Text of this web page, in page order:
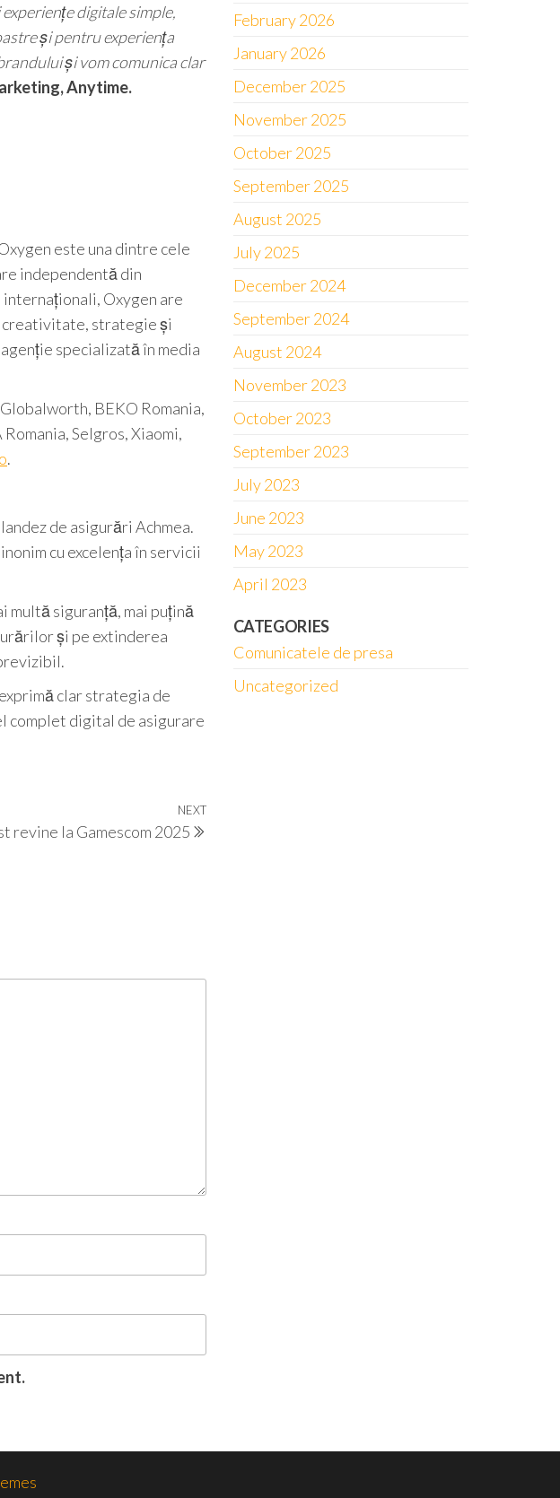
digitale simple,
și pentru experiența
și vom comunica clar
Anytime.
este una dintre cele
independentă din
Oxygen are
creativitate, strategie și
specializată în media
BEKO Romania,
Selgros, Xiaomi,
.
de asigurări Achmea.
cu excelența în servicii
multă siguranță, mai puțină
și pe extinderea
clar strategia de
complet digital de asigurare
Next
NEXT
revine la Gamescom 2025
February 2026
January 2026
December 2025
November 2025
October 2025
September 2025
August 2025
July 2025
December 2024
September 2024
August 2024
November 2023
October 2023
September 2023
July 2023
June 2023
May 2023
April 2023
CATEGORIES
Comunicatele de presa
Uncategorized